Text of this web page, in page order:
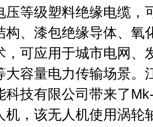
压等级塑料绝缘电缆，
构、漆包绝缘导体、氧
，可应用于城市电网、
大容量电力传输场景。
科技有限公司带来了
机，该无人机使用涡轮